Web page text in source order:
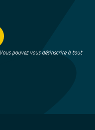
pouvez vous désinscrire à tout